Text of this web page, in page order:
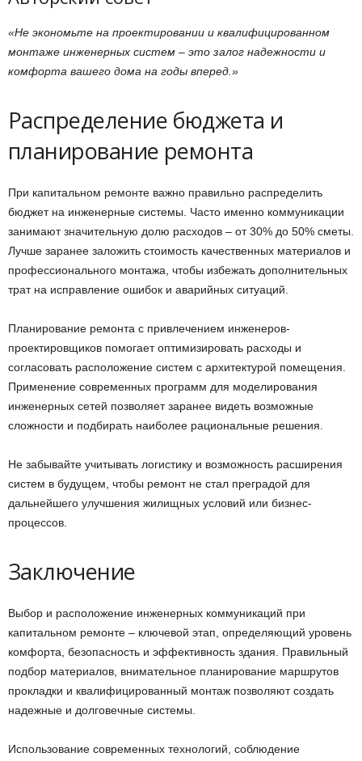
«Не экономьте на проектировании и квалифицированном
монтаже инженерных систем – это залог надежности и
комфорта вашего дома на годы вперед.»
Распределение бюджета и
планирование ремонта
При капитальном ремонте важно правильно распределить
бюджет на инженерные системы. Часто именно коммуникации
занимают значительную долю расходов – от 30% до 50% сметы.
Лучше заранее заложить стоимость качественных материалов и
профессионального монтажа, чтобы избежать дополнительных
трат на исправление ошибок и аварийных ситуаций.
Планирование ремонта с привлечением инженеров-
проектировщиков помогает оптимизировать расходы и
согласовать расположение систем с архитектурой помещения.
Применение современных программ для моделирования
инженерных сетей позволяет заранее видеть возможные
сложности и подбирать наиболее рациональные решения.
Не забывайте учитывать логистику и возможность расширения
систем в будущем, чтобы ремонт не стал преградой для
дальнейшего улучшения жилищных условий или бизнес-
процессов.
Заключение
Выбор и расположение инженерных коммуникаций при
капитальном ремонте – ключевой этап, определяющий уровень
комфорта, безопасность и эффективность здания. Правильный
подбор материалов, внимательное планирование маршрутов
прокладки и квалифицированный монтаж позволяют создать
надежные и долговечные системы.
Использование современных технологий, соблюдение